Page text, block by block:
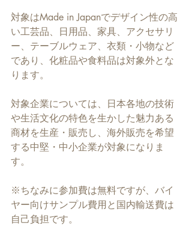
対象はMade in Japanでデザイン性の高
い工芸品、日用品、家具、アクセサリ
ー、テーブルウェア、衣類・小物など
であり、化粧品や食料品は対象外とな
ります。
対象企業については、日本各地の技術
や生活文化の特色を生かした魅力ある
商材を生産・販売し、海外販売を希望
する中堅・中小企業が対象になりま
す。
※ちなみに参加費は無料ですが、バイ
ヤー向けサンプル費用と国内輸送費は
自己負担です。